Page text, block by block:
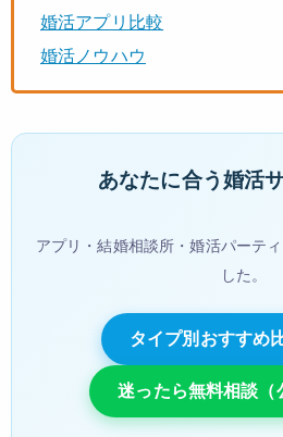
婚活アプリ比較
婚活ノウハウ
あなたに合う婚活
アプリ・結婚相談所・婚活パーテ
した。
タイプ別おすすめ
迷ったら無料相談（